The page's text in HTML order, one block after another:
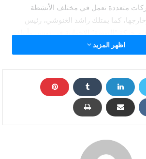
متعددة تعمل في مختلف الأنشطة
كما يمتلك راشد الغنوشي، رئيس
حركة “النهضة” الإخوانية في تونس وأبناؤه،
يديرها ابناه سهيل ومعاذ، ورفيق عبدالسلام
فرنسا
القيادي بالتنظيم الدولي والمقيم في
أوروبا وحصصا في عدة شركات بماليزيا وكندا.
الدولي محمد الإبياري والمقيم في أميركا،
اظهر المزيد